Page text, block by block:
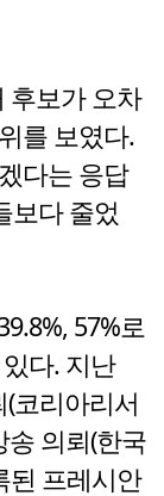
후보가 오차
를 보였다.
다는 응답
보다 줄었
57%로
다. 지난
코리아리서
송 의뢰(한국
된 프레시안